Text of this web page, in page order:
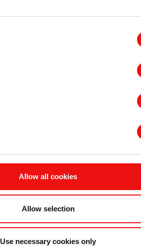
Allow all cookies
Allow selection
Use necessary cookies only